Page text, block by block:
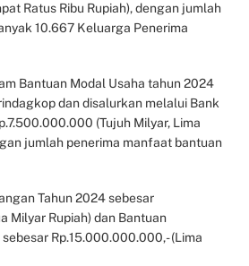
Ratus Ribu Rupiah), dengan jumlah
10.667 Keluarga Penerima
Bantuan Modal Usaha tahun 2024
dan disalurkan melalui Bank
(Tujuh Milyar, Lima
jumlah penerima manfaat bantuan
Tahun 2024 sebesar
Milyar Rupiah) dan Bantuan
Rp.15.000.000.000,- (Lima